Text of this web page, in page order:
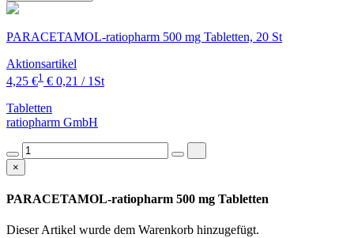
PARACETAMOL-ratiopharm 500 mg Tabletten, 20 St
Aktionsartikel
4,25 €1 € 0,21 / 1St
Tabletten
ratiopharm GmbH
×
PARACETAMOL-ratiopharm 500 mg Tabletten
Dieser Artikel wurde dem Warenkorb hinzugefügt.